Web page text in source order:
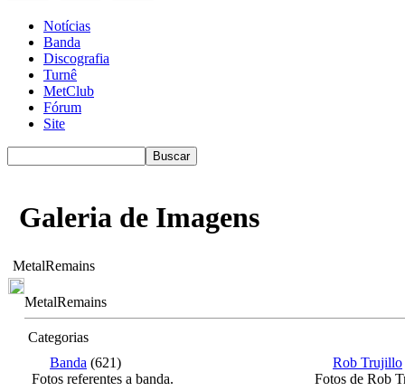
Notícias
Banda
Discografia
Turnê
MetClub
Fórum
Site
Galeria de Imagens
MetalRemains
MetalRemains
Categorias
Banda (621)
Fotos referentes a banda.
Rob Trujillo
Fotos de Rob